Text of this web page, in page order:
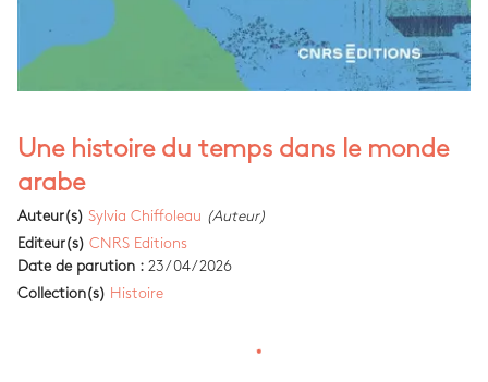
Une histoire du temps dans le monde
arabe
Auteur(s) Sylvia Chiffoleau (Auteur)
Editeur(s) CNRS Editions
Date de parution : 23/04/2026
Collection(s) Histoire